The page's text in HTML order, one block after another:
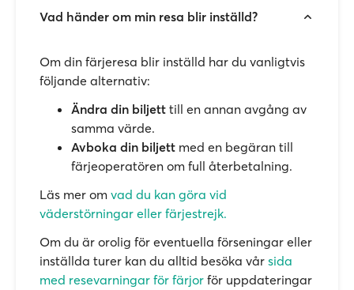
Vad händer om min resa blir inställd?
Om din färjeresa blir inställd har du vanligtvis
följande alternativ:
Ändra din biljett till en annan avgång av
samma värde.
Avboka din biljett med en begäran till
färjeoperatören om full återbetalning.
Läs mer om vad du kan göra vid
väderstörningar eller färjestrejk.
Om du är orolig för eventuella förseningar eller
inställda turer kan du alltid besöka vår sida
med resevarningar för färjor för uppdateringar